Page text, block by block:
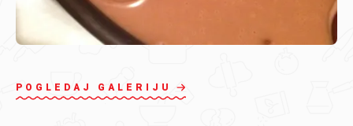
POGLEDAJ GALERIJU